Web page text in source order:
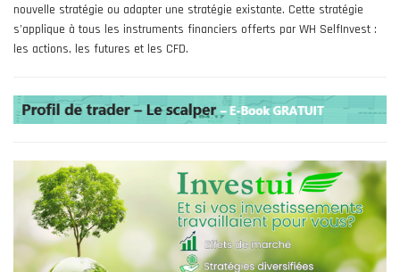
nouvelle stratégie ou adapter une stratégie existante. Cette stratégie
s’applique à tous les instruments financiers offerts par WH SelfInvest :
les actions, les futures et les CFD.